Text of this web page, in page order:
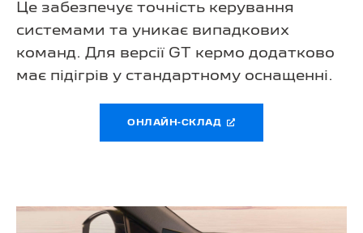
Це забезпечує точність керування
системами та уникає випадкових
команд. Для версії GT кермо додатково
має підігрів у стандартному оснащенні.
ОНЛАЙН-СКЛАД